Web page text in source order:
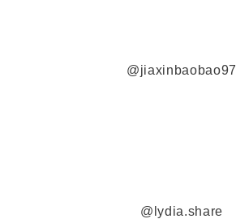
@jiaxinbaobao97
@lydia.share